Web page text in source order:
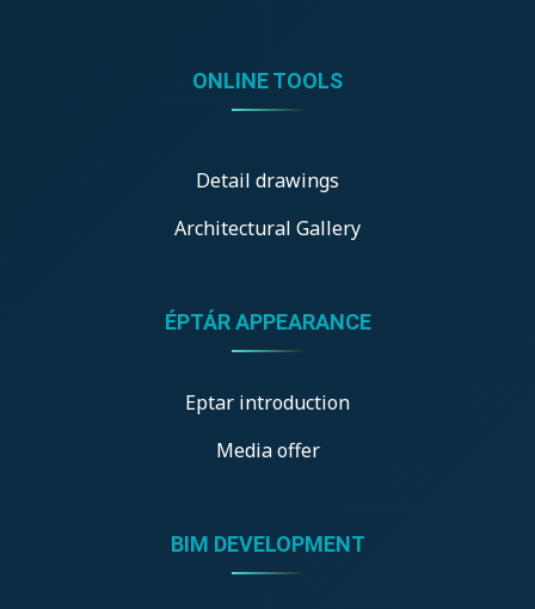
ONLINE TOOLS
Detail drawings
Architectural Gallery
ÉPTÁR APPEARANCE
Eptar introduction
Media offer
BIM DEVELOPMENT